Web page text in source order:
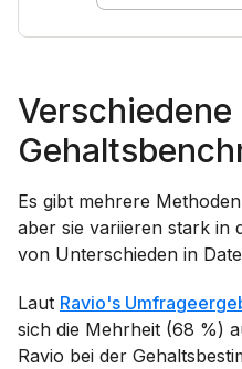
Es gibt mehrere
aber sie variieren stark in
von Unterschieden in
Laut Ravio's
sich die Mehrheit (68 %)
Ravio bei der